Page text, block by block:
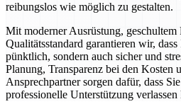
reibungslos wie möglich zu gestalten.
Mit moderner Ausrüstung, geschultem
Qualitätsstandard garantieren wir,
pünktlich, sondern auch sicher und
Planung, Transparenz bei den Kosten
Ansprechpartner sorgen dafür, dass
professionelle Unterstützung verlassen